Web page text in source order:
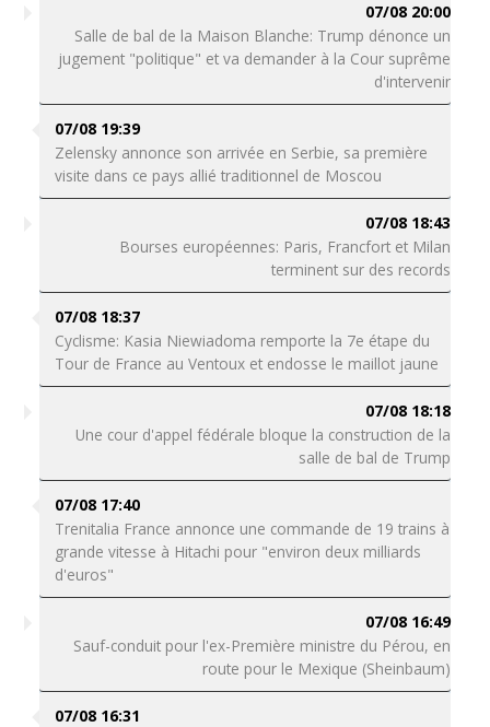
07/08 20:00
Salle de bal de la Maison Blanche: Trump dénonce un
jugement "politique" et va demander à la Cour suprême
d'intervenir
07/08 19:39
Zelensky annonce son arrivée en Serbie, sa première
visite dans ce pays allié traditionnel de Moscou
07/08 18:43
Bourses européennes: Paris, Francfort et Milan
terminent sur des records
07/08 18:37
Cyclisme: Kasia Niewiadoma remporte la 7e étape du
Tour de France au Ventoux et endosse le maillot jaune
07/08 18:18
Une cour d'appel fédérale bloque la construction de la
salle de bal de Trump
07/08 17:40
Trenitalia France annonce une commande de 19 trains à
grande vitesse à Hitachi pour "environ deux milliards
d'euros"
07/08 16:49
Sauf-conduit pour l'ex-Première ministre du Pérou, en
route pour le Mexique (Sheinbaum)
07/08 16:31